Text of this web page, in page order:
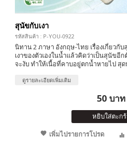
สุนัขกับเงา
รหัสสินค้า : P-YOU-0922
นิทาน 2 ภาษา อังกฤษ-ไทย เรื่องเกี่ยวกั
เงาของตัวเองในน้ำแล้วคิดว่าเป็นสุนัขอี
จะงับ ทำให้เนื้อที่คาบอยู่ตกน้ำหายไป สุด
ดูรายละเอียดเพิ่มเติม
50 บาท
หยิบใส่ตะก
เพิ่มไปรายการโปรด